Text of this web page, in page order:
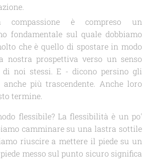
compassione è compreso un
fondamentale sul quale dobbiamo
che è quello di spostare in modo
nostra prospettiva verso un senso
noi stessi. E - dicono persino gli
più trascendente. Anche loro
termine.
flessibile? La flessibilità è un po'
camminare su una lastra sottile
riuscire a mettere il piede su un
messo sul punto sicuro significa